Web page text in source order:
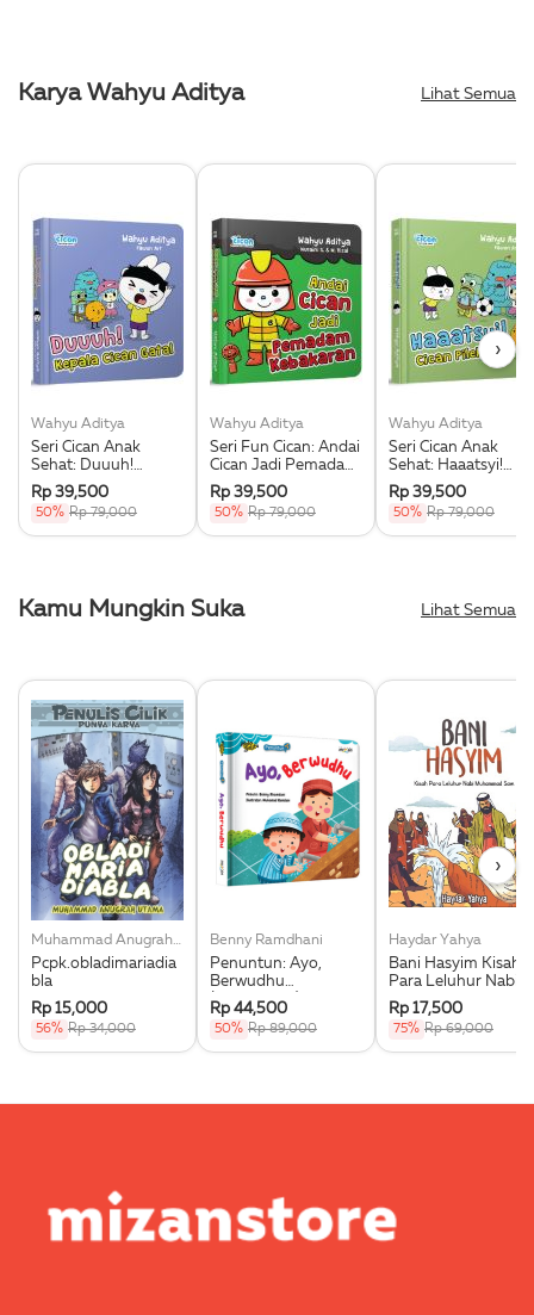
Karya Wahyu Aditya Lihat Semua
Wahyu Aditya
Seri Cican Anak
Sehat: Duuuh!
Kepala Cican Gatal!
(Boardbook)-New
Rp 39,500
50% Rp 79,000
Wahyu Aditya
Seri Fun Cican: Andai
Cican Jadi Pemadam
Kebakaran
(Boardbook)
Rp 39,500
50% Rp 79,000
Wahyu Aditya
Seri Cican Anak
Sehat: Haaatsyi!
Cican Pilek
(Boardbook)-New
Rp 39,500
50% Rp 79,000
›
Kamu Mungkin Suka Lihat Semua
Muhammad Anugrah Utama
Pcpk.obladimariadia
bla
Rp 15,000
56% Rp 34,000
Benny Ramdhani
Penuntun: Ayo,
Berwudhu
(Boardbook)
Rp 44,500
50% Rp 89,000
Haydar Yahya
Bani Hasyim Kisah
Para Leluhur Nabi
Muhammad Saw.
Rp 17,500
75% Rp 69,000
›